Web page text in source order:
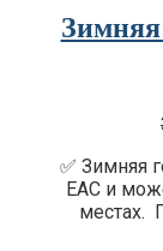
✅ Зимняя
EAC и
местах.